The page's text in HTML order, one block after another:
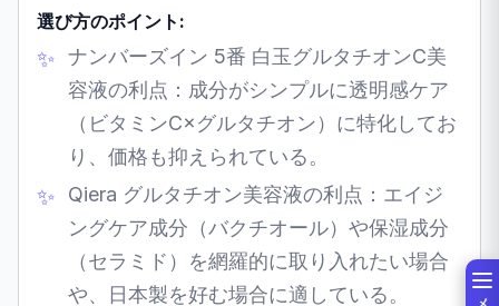
選び方のポイント:
ナンバーズイン 5番 白玉グルタチオンC美
容液の利点：成分がシンプルに透明感ケア
（ビタミンC×グルタチオン）に特化してお
り、価格も抑えられている。
Qiera グルタチオン美容液の利点：エイジ
ングケア成分（バクチオール）や保湿成分
（セラミド）を網羅的に取り入れたい場合
や、日本製を好む場合に適している。